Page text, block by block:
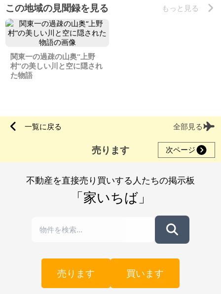
この地域の見聞録を見る もっと見る
関東一の過疎の山奥“上野
村”の美しい川と空に隠され
た物語
一覧に戻る 全部見る
売ります 次ページ
不動産を直接売り買いする人たちの掲示板
「家いちば」
売ります 買います